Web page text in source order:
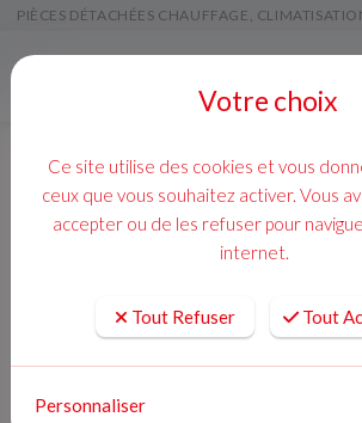
PIÈCES DÉTACHÉES CHAUFFAGE,
Votre choix
Ce site utilise des cookies et vous
ceux que vous souhaitez activer. Vous
accepter ou de les refuser pour
internet.
Tout Refuser Tout
Personnaliser